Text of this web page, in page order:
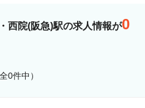
西院(阪急)駅の求人情報が0
0件中）